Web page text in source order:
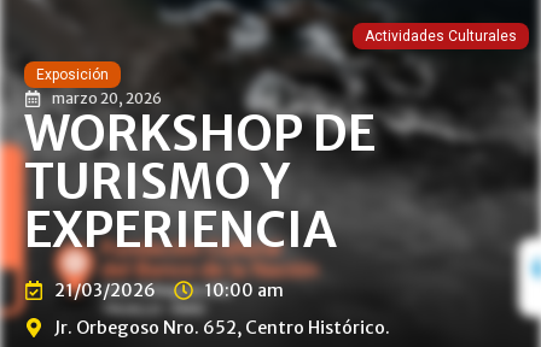
Actividades Culturales
Exposición
marzo 20, 2026
WORKSHOP DE
TURISMO Y
EXPERIENCIA
21/03/2026
10:00 am
Jr. Orbegoso Nro. 652, Centro Histórico.